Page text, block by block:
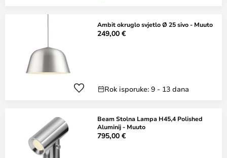
Ambit okruglo svjetlo Ø 25 sivo - Muuto
249,00 €
Rok isporuke: 9 - 13 dana
Beam Stolna Lampa H45,4 Polished
Aluminij - Muuto
795,00 €